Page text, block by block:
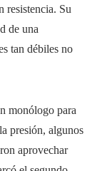
resistencia. Su
de una
tan débiles no
monólogo para
presión, algunos
aprovechar